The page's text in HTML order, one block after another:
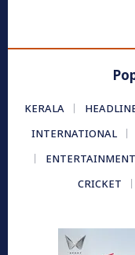
KERALA
INTERNATIONAL
ENTERTAINMENT
CRICKET